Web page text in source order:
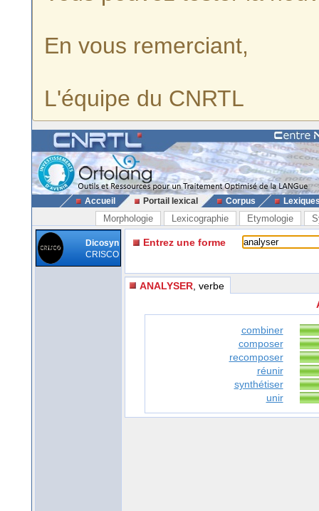
En vous remerciant,
L'équipe du CNRTL
Accueil Portail lexical Corpus
Morphologie Lexicographie Etymologie
Dicosyn
CRISCO
Entrez une forme
ANALYSER , verbe
combiner
composer
recomposer
réunir
synthétiser
unir